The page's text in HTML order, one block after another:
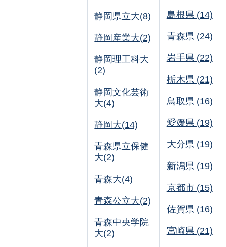
静岡県立大(8)
静岡産業大(2)
静岡理工科大
(2)
静岡文化芸術
大(4)
静岡大(14)
青森県立保健
大(2)
青森大(4)
青森公立大(2)
青森中央学院
大(2)
島根県 (14)
青森県 (24)
岩手県 (22)
栃木県 (21)
鳥取県 (16)
愛媛県 (19)
大分県 (19)
新潟県 (19)
京都市 (15)
佐賀県 (16)
宮崎県 (21)